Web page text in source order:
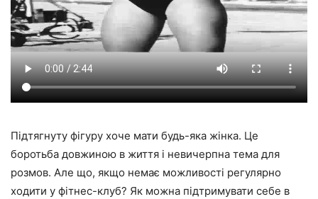
Підтягнуту фігуру хоче мати будь-яка жінка. Це
боротьба довжиною в життя і невичерпна тема для
розмов. Але що, якщо немає можливості регулярно
ходити у фітнес-клуб? Як можна підтримувати себе в